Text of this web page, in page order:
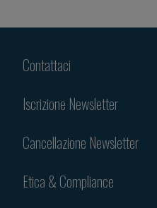
Contattaci
Iscrizione Newsletter
Cancellazione Newsletter
Etica & Compliance